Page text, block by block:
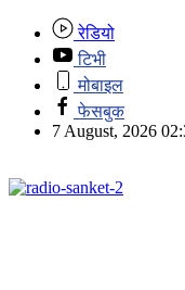
रेडियो
टिभी
मोबाइल
फेसबुक
7 August, 2026